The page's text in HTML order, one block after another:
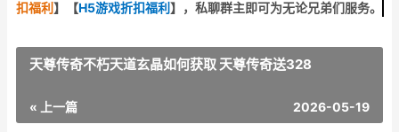
扣福利 】 【H5游戏折扣福利 】 ，私聊群主即可为无论兄弟们服务。
天尊传奇不朽天道玄晶如何获取 天尊传奇送328
« 上一篇 2026-05-19